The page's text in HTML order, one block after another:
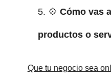
💠 Cómo vas
productos o
Que tu negocio sea